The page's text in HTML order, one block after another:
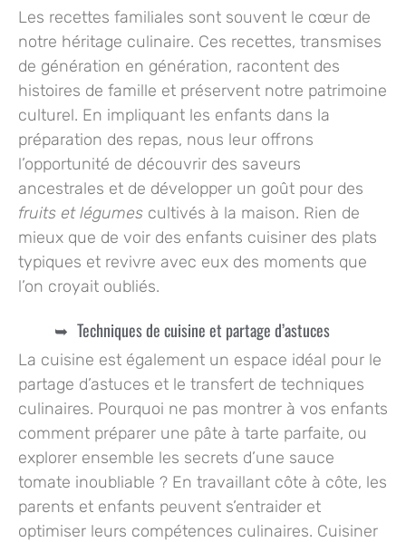
Les recettes familiales sont souvent le cœur de
notre héritage culinaire. Ces recettes, transmises
de génération en génération, racontent des
histoires de famille et préservent notre patrimoine
culturel. En impliquant les enfants dans la
préparation des repas, nous leur offrons
l’opportunité de découvrir des saveurs
ancestrales et de développer un goût pour des
fruits et légumes cultivés à la maison. Rien de
mieux que de voir des enfants cuisiner des plats
typiques et revivre avec eux des moments que
l’on croyait oubliés.
Techniques de cuisine et partage d’astuces
La cuisine est également un espace idéal pour le
partage d’astuces et le transfert de techniques
culinaires. Pourquoi ne pas montrer à vos enfants
comment préparer une pâte à tarte parfaite, ou
explorer ensemble les secrets d’une sauce
tomate inoubliable ? En travaillant côte à côte, les
parents et enfants peuvent s’entraider et
optimiser leurs compétences culinaires. Cuisiner